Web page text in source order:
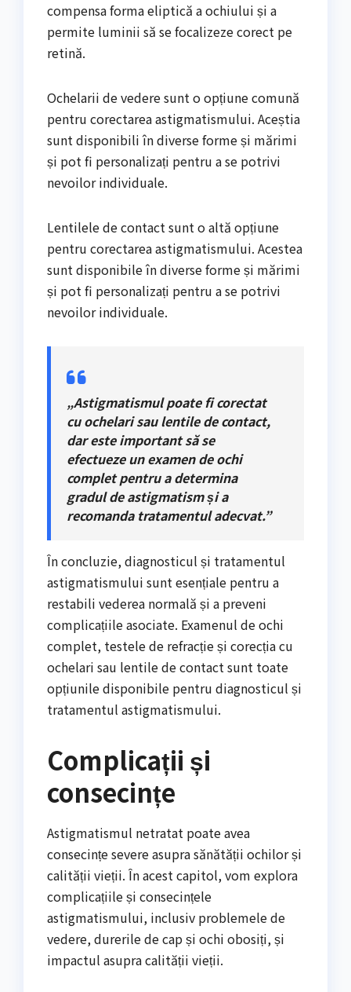
compensa forma eliptică a ochiului și a
permite luminii să se focalizeze corect pe
retină.
Ochelarii de vedere sunt o opțiune comună
pentru corectarea astigmatismului. Aceștia
sunt disponibili în diverse forme și mărimi
și pot fi personalizați pentru a se potrivi
nevoilor individuale.
Lentilele de contact sunt o altă opțiune
pentru corectarea astigmatismului. Acestea
sunt disponibile în diverse forme și mărimi
și pot fi personalizați pentru a se potrivi
nevoilor individuale.
„Astigmatismul poate fi corectat
cu ochelari sau lentile de contact,
dar este important să se
efectueze un examen de ochi
complet pentru a determina
gradul de astigmatism și a
recomanda tratamentul adecvat.”
În concluzie, diagnosticul și tratamentul
astigmatismului sunt esențiale pentru a
restabili vederea normală și a preveni
complicațiile asociate. Examenul de ochi
complet, testele de refracție și corecția cu
ochelari sau lentile de contact sunt toate
opțiunile disponibile pentru diagnosticul și
tratamentul astigmatismului.
Complicații și
consecințe
Astigmatismul netratat poate avea
consecințe severe asupra sănătății ochilor și
calității vieții. În acest capitol, vom explora
complicațiile și consecințele
astigmatismului, inclusiv problemele de
vedere, durerile de cap și ochi obosiți, și
impactul asupra calității vieții.